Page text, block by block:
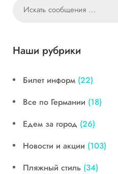
Наши рубрики
Билет информ (22)
Все по Германии (18)
Едем за город (26)
Новости и акции (103)
Пляжный стиль (34)